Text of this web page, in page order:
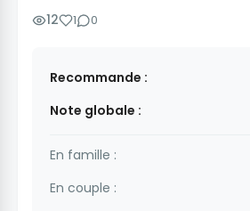
12 1 0
Recommande :
Note globale :
En famille :
En couple :